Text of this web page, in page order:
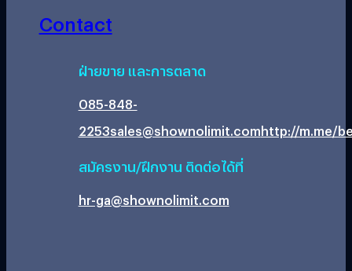
Contact
ฝ่ายขาย และการตลาด
085-848-
2253sales@shownolimit.comhttp://m.me/
สมัครงาน/ฝึกงาน ติดต่อได้ที่
hr-ga@shownolimit.com